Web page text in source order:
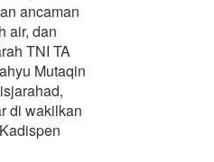
ancaman
air, dan
TNI TA
Mutaqin
di wakilkan